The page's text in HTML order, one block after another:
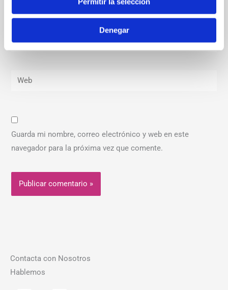
Denegar
electrónico*
Web
Guarda mi nombre, correo electrónico y web en este
navegador para la próxima vez que comente.
Contacta con Nosotros
Hablemos